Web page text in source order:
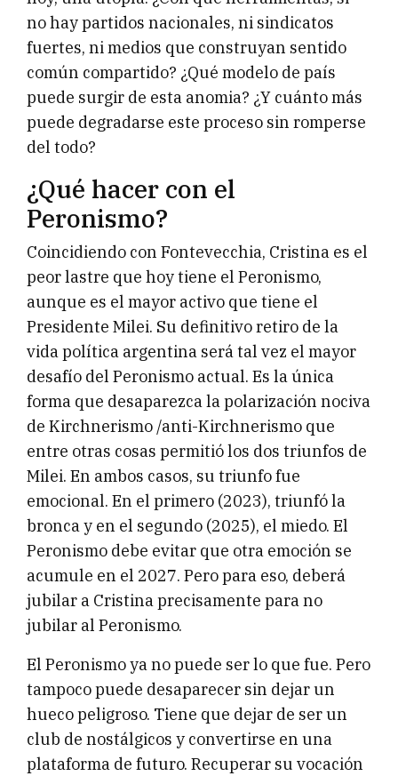
no hay partidos nacionales, ni sindicatos
fuertes, ni medios que construyan sentido
común compartido? ¿Qué modelo de país
puede surgir de esta anomia? ¿Y cuánto más
puede degradarse este proceso sin romperse
del todo?
¿Qué hacer con el
Peronismo?
Coincidiendo con Fontevecchia, Cristina es el
peor lastre que hoy tiene el Peronismo,
aunque es el mayor activo que tiene el
Presidente Milei. Su definitivo retiro de la
vida política argentina será tal vez el mayor
desafío del Peronismo actual. Es la única
forma que desaparezca la polarización nociva
de Kirchnerismo /anti-Kirchnerismo que
entre otras cosas permitió los dos triunfos de
Milei. En ambos casos, su triunfo fue
emocional. En el primero (2023), triunfó la
bronca y en el segundo (2025), el miedo. El
Peronismo debe evitar que otra emoción se
acumule en el 2027. Pero para eso, deberá
jubilar a Cristina precisamente para no
jubilar al Peronismo.
El Peronismo ya no puede ser lo que fue. Pero
tampoco puede desaparecer sin dejar un
hueco peligroso. Tiene que dejar de ser un
club de nostálgicos y convertirse en una
plataforma de futuro. Recuperar su vocación